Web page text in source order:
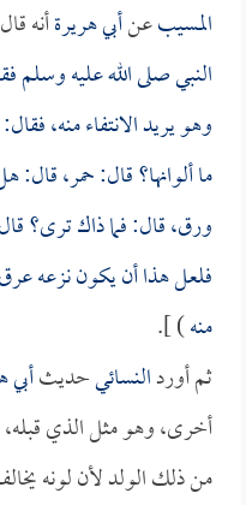
المسيبعنأبي هريرةأنه
النبي صلى الله عليه وسلم
وهو يريد الانتفاء منه،
ما ألوانها؟ قال: حمر،
ورق، قال: فما ذاك ترى؟
فلعل هذا أن يكون نزعه
منه) ].
ثم أوردالنسائيحديثأبي
أخرى، وهو مثل الذي قبله،
من ذلك الولد لأن لونه